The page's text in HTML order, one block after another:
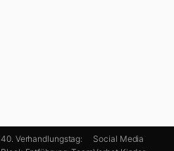
40. Verhandlungstag:
Social Media